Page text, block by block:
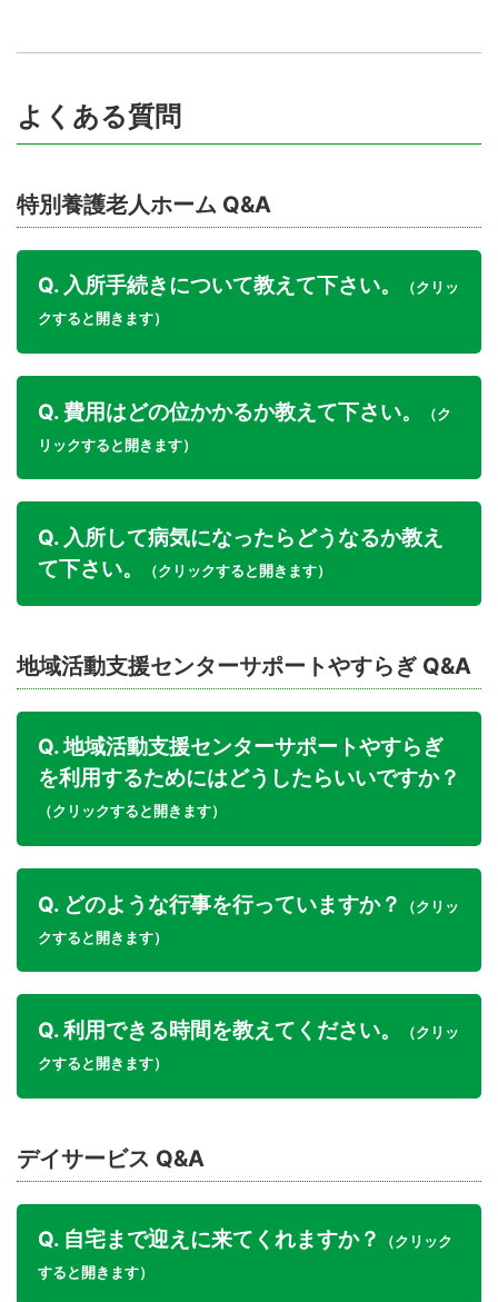
よくある質問
特別養護老人ホーム Q&A
Q. 入所手続きについて教えて下さい。
（クリッ
クすると開きます）
Q. 費用はどの位かかるか教えて下さい。
（ク
リックすると開きます）
Q. 入所して病気になったらどうなるか教え
て下さい。
（クリックすると開きます）
地域活動支援センターサポートやすらぎ Q&A
Q. 地域活動支援センターサポートやすらぎ
を利用するためにはどうしたらいいですか？
（クリックすると開きます）
Q. どのような行事を行っていますか？
（クリッ
クすると開きます）
Q. 利用できる時間を教えてください。
（クリッ
クすると開きます）
デイサービス Q&A
Q. 自宅まで迎えに来てくれますか？
（クリック
すると開きます）